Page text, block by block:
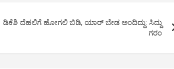
ಡಿಕೆಶಿ ದೆಹಲಿಗೆ ಹೋಗಲಿ ಬಿಡಿ, ಯಾರ್ ಬೇಡ ಅಂದಿದ್ದು: ಸಿದ್ದು
ಗರಂ